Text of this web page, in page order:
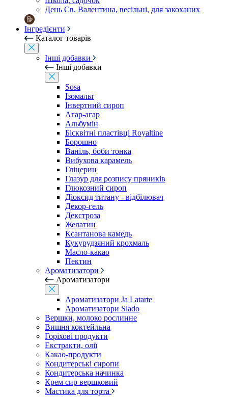
День Св. Валентина, весільні, для закоханих
Інгредієнти
Каталог товарів
Інші добавки
Інші добавки
Sosa
Ізомальт
Інвертний сироп
Агар-агар
Альбумін
Бісквітні пластівці Royaltine
Борошно
Ваніль, боби тонка
Вибухова карамель
Гліцерин
Глазур для розпису пряників
Глюкозний сироп
Діоксид титану - відбілювач
Декор-гель
Декстроза
Желатин
Ксантанова камедь
Кукурудзяний крохмаль
Масло-какао
Пектин
Ароматизатори
Ароматизатори
Ароматизатори Ja Latarte
Ароматизатори Slado
Вершки, молоко рослинне
Вишня коктейльна
Горіхові продукти
Екстракти, олії
Какао-продукти
Кондитерські сиропи
Кондитерська начинка
Крем сир вершковий
Мастика для торта